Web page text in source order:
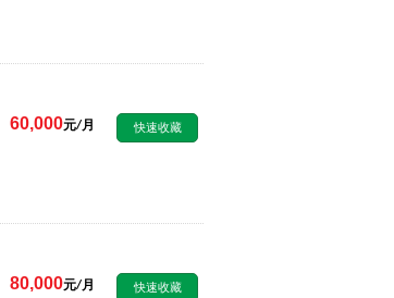
60,000元/月 快速收藏
80,000元/月 快速收藏